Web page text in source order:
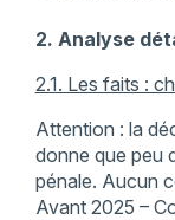
2. Analyse
2.1. Les faits :
Attention : la
donne que peu
pénale. Aucun
Avant 2025 –